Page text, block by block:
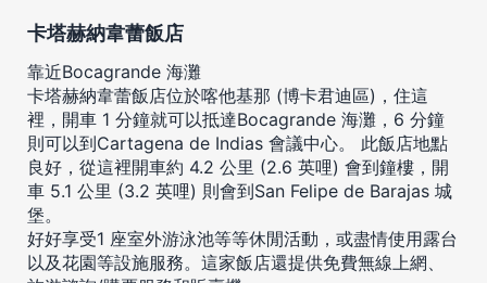
卡塔赫納韋蕾飯店
靠近Bocagrande 海灘
卡塔赫納韋蕾飯店位於喀他基那 (博卡君迪區)，住這
裡，開車 1 分鐘就可以抵達Bocagrande 海灘，6 分鐘
則可以到Cartagena de Indias 會議中心。 此飯店地點
良好，從這裡開車約 4.2 公里 (2.6 英哩) 會到鐘樓，開
車 5.1 公里 (3.2 英哩) 則會到San Felipe de Barajas 城
堡。
好好享受1 座室外游泳池等等休閒活動，或盡情使用露台
以及花園等設施服務。這家飯店還提供免費無線上網、